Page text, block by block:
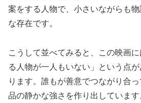
案をする人物で、小さいながらも
な存在です。
こうして並べてみると、この映画
る人物が一人もいない」という点
ります。誰もが善意でつながり合
品の静かな強さを作り出しています